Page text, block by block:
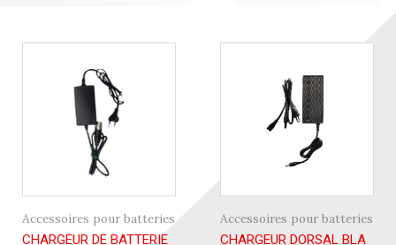
Accessoires pour batteries
CHARGEUR DE BATTERIE
Accessoires pour batteries
CHARGEUR DORSAL BLA